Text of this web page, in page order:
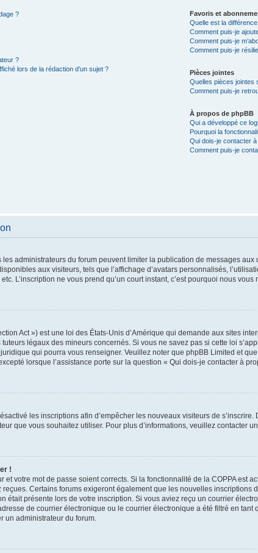
?
?
lors de la rédaction d’un sujet ?
Favoris et
Quelle est la
Comment puis-je
Comment puis-je
Comment puis-je
Pièces jointes
Quelles pièces jointes
Comment puis-je
À propos de phpBB
Qui a développé ce
Pourquoi la
Qui dois-je contacter à
Comment puis-je
les administrateurs du forum peuvent limiter la publication de messages
aux visiteurs, tels que l’affichage d’avatars personnalisés,
L’inscription ne vous prend qu’un court instant, c’est pourquoi nous vous
Act ») est une loi des États-Unis d’Amérique qui demande aux sites
légaux des mineurs concernés. Si vous ne savez pas si cette loi
qui pourra vous renseigner. Veuillez noter que phpBB Limited et
lorsque l’assistance porte sur la question « Qui dois-je contacter à
les inscriptions afin d’empêcher les nouveaux visiteurs de
que vous souhaitez utiliser. Pour plus d’informations, veuillez contacter
!
et votre mot de passe soient corrects. Si la fonctionnalité de la COPPA est
Certains forums exigeront également que les nouvelles inscriptions
était présente lors de votre inscription. Si vous aviez reçu un courrier
de courrier électronique ou le courrier électronique a été filtré en
un administrateur du forum.